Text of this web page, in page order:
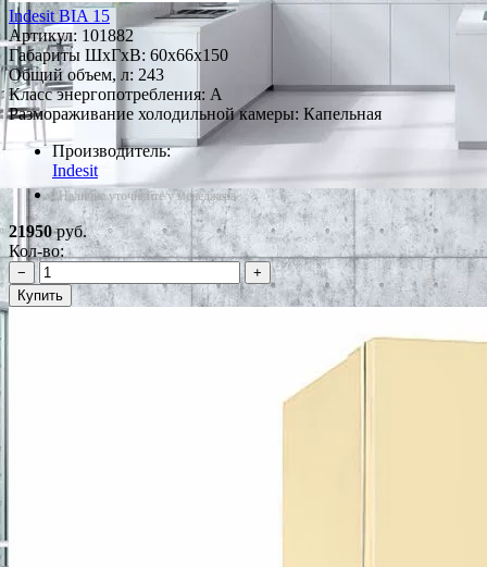
Indesit BIA 15
Артикул: 101882
Габариты ШxГxВ: 60x66x150
Общий объем, л: 243
Класс энергопотребления: A
Размораживание холодильной камеры: Капельная
Производитель:
Indesit
*Наличие уточняйте у менеджера
21950руб.
Кол-во:
−
+
Купить